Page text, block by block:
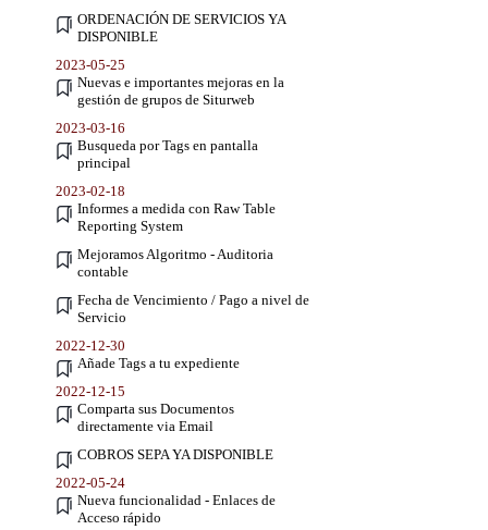
ORDENACIÓN DE SERVICIOS YA
DISPONIBLE
2023-05-25
Nuevas e importantes mejoras en la
gestión de grupos de Siturweb
2023-03-16
Busqueda por Tags en pantalla
principal
2023-02-18
Informes a medida con Raw Table
Reporting System
Mejoramos Algoritmo - Auditoria
contable
Fecha de Vencimiento / Pago a nivel de
Servicio
2022-12-30
Añade Tags a tu expediente
2022-12-15
Comparta sus Documentos
directamente via Email
COBROS SEPA YA DISPONIBLE
2022-05-24
Nueva funcionalidad - Enlaces de
Acceso rápido